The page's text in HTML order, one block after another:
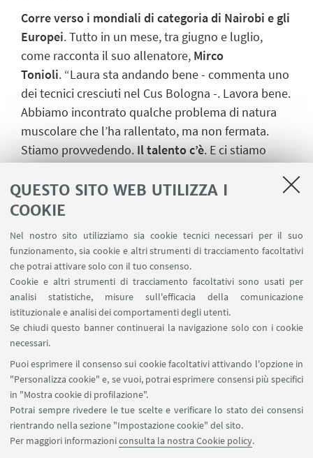
QUESTO SITO WEB UTILIZZA I
COOKIE
Nel nostro sito utilizziamo sia cookie tecnici necessari per il suo
funzionamento, sia cookie e altri strumenti di tracciamento facoltativi
che potrai attivare solo con il tuo consenso.
Cookie e altri strumenti di tracciamento facoltativi sono usati per
analisi statistiche, misure sull'efficacia della comunicazione
istituzionale e analisi dei comportamenti degli utenti.
Se chiudi questo banner continuerai la navigazione solo con i cookie
necessari.
Puoi esprimere il consenso sui cookie facoltativi attivando l'opzione in
"Personalizza cookie" e, se vuoi, potrai esprimere consensi più specifici
in "Mostra cookie di profilazione".
Potrai sempre rivedere le tue scelte e verificare lo stato dei consensi
rientrando nella sezione "Impostazione cookie" del sito.
Per maggiori informazioniconsulta la nostra Cookie policy.
Corre verso i mondiali di categoria di Nairobi e gli
Europei. Tutto in un mese, tra giugno e luglio,
come racconta il suo allenatore, Mirco
Tonioli. “Laura sta andando bene - commenta uno
dei tecnici cresciuti nel Cus Bologna -. Lavora bene.
Abbiamo incontrato qualche problema di natura
muscolare che l’ha rallentato, ma non fermata.
Stiamo provvedendo. Il talento c’è. E ci stiamo
azzurra, quest’anno potrebbe farlo due volte.
“Potenzialmente aveva i minimi anche lo scorso
sicuramente èl’atleta più forte che io abbia mai
allenato. Vedendola da fuori, prima di lavorare con
lei, pensavo che avrebbe optato per il mezzofondo.
Poi è esplosa nei 400.
Attualmente è diciottesima
a livello europeo, trentacinquesima nel mondo
Non dico che valga già le finali. Ma sia agli Europei
sia ai Mondiali potrà passare più di una batteria.
Stiamo lavorando per questo”.